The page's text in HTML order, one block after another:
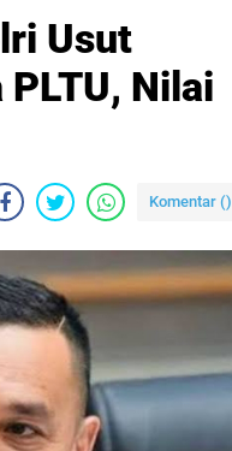
Usut
Nilai
Komentar ()